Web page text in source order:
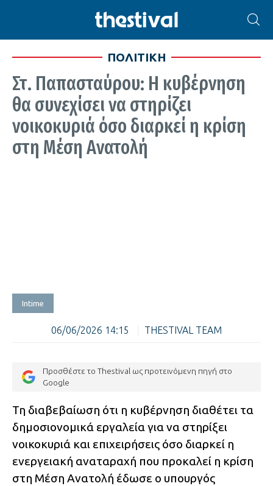
ΠΟΛΙΤΙΚΗ
Στ. Παπασταύρου: Η κυβέρνηση
θα συνεχίσει να στηρίζει
νοικοκυριά όσο διαρκεί η κρίση
στη Μέση Ανατολή
Intime
06/06/2026 14:15 THESTIVAL TEAM
Προσθέστε το Thestival ως προτεινόμενη πηγή στο
Google
Τη διαβεβαίωση ότι η κυβέρνηση διαθέτει τα
δημοσιονομικά εργαλεία για να στηρίξει
νοικοκυριά και επιχειρήσεις όσο διαρκεί η
ενεργειακή αναταραχή που προκαλεί η κρίση
στη Μέση Ανατολή έδωσε ο υπουργός